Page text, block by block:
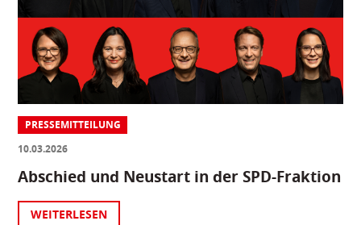
PRESSEMITTEILUNG
10.03.2026
Abschied und Neustart in der SPD-Fraktion
WEITERLESEN